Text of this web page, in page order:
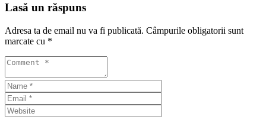
Lasă un răspuns
Adresa ta de email nu va fi publicată. Câmpurile obligatorii sunt
marcate cu *